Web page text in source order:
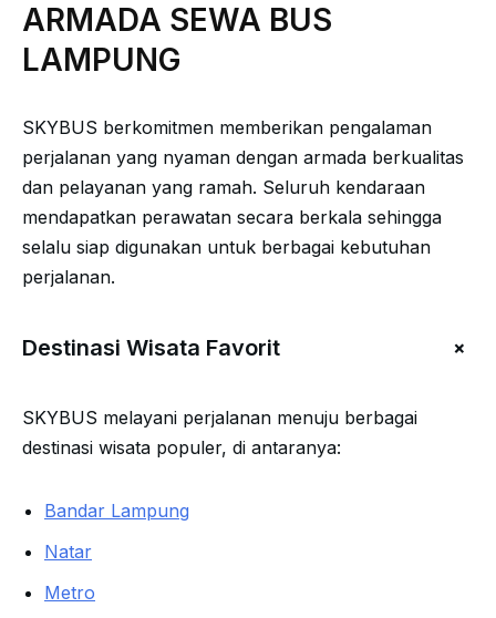
ARMADA SEWA BUS
LAMPUNG
SKYBUS berkomitmen memberikan pengalaman
perjalanan yang nyaman dengan armada berkualitas
dan pelayanan yang ramah. Seluruh kendaraan
mendapatkan perawatan secara berkala sehingga
selalu siap digunakan untuk berbagai kebutuhan
perjalanan.
Destinasi Wisata Favorit +
SKYBUS melayani perjalanan menuju berbagai
destinasi wisata populer, di antaranya:
Bandar Lampung
Natar
Metro